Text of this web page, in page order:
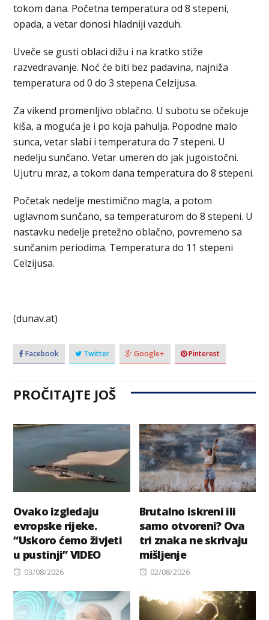
tokom dana. Početna temperatura od 8 stepeni,
opada, a vetar donosi hladniji vazduh.
Uveče se gusti oblaci dižu i na kratko stiže
razvedravanje. Noć će biti bez padavina, najniža
temperatura od 0 do 3 stepena Celzijusa.
Za vikend promenljivo oblačno. U subotu se očekuje
kiša, a moguća je i po koja pahulja. Popodne malo
sunca, vetar slabi i temperatura do 7 stepeni. U
nedelju sunčano. Vetar umeren do jak jugoistočni.
Ujutru mraz, a tokom dana temperatura do 8 stepeni.
Početak nedelje mestimično magla, a potom
uglavnom sunčano, sa temperaturom do 8 stepeni. U
nastavku nedelje pretežno oblačno, povremeno sa
sunčanim periodima. Temperatura do 11 stepeni
Celzijusa.
(dunav.at)
Facebook Twitter Google+ Pinterest
PROČITAJTE JOŠ
Ovako izgledaju
evropske rijeke.
“Uskoro ćemo živjeti
u pustinji” VIDEO
Posted
03/08/2026
Brutalno iskreni ili
samo otvoreni? Ova
tri znaka ne skrivaju
mišljenje
Posted
02/08/2026